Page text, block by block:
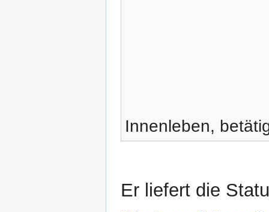
Innenleben,
Er liefert die